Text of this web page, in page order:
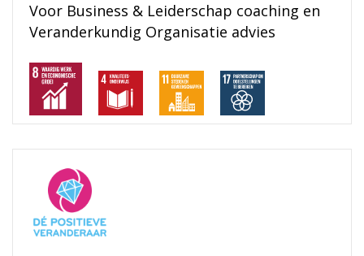
Voor Business & Leiderschap coaching en
Veranderkundig Organisatie advies